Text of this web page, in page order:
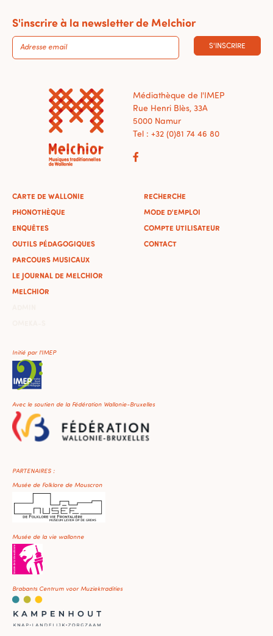
S'inscrire à la newsletter de Melchior
S'INSCRIRE
Médiathèque de l'IMEP
Rue Henri Blès, 33A
5000 Namur
Tel : +32 (0)81 74 46 80
CARTE DE WALLONIE
PHONOTHÈQUE
ENQUÊTES
OUTILS PÉDAGOGIQUES
PARCOURS MUSICAUX
LE JOURNAL DE MELCHIOR
MELCHIOR
RECHERCHE
MODE D'EMPLOI
COMPTE UTILISATEUR
CONTACT
Initié par l'IMEP
Avec le soutien de la Fédération Wallonie-Bruxelles
PARTENAIRES :
Musée de Folklore de Mouscron
Musée de la vie wallonne
Brabants Centrum voor Muziektradities